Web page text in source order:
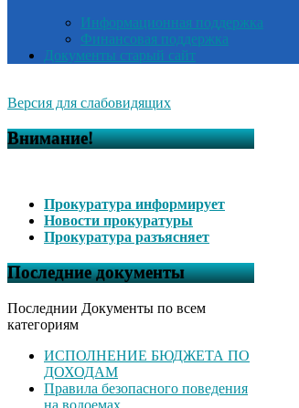
Информационная поддержка
Финансовая поддержка
Документы старый сайт
Версия для слабовидящих
Внимание!
Прокуратура информирует
Новости прокуратуры
Прокуратура разъясняет
Последние документы
Последнии Документы по всем
категориям
ИСПОЛНЕНИЕ БЮДЖЕТА ПО
ДОХОДАМ
Правила безопасного поведения
на водоемах